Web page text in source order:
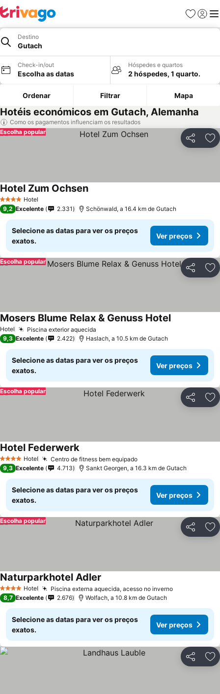
Favoritos
Iniciar
Destino
Gutach
Check-in/out
Escolha as datas
Hóspedes e quartos
2 hóspedes, 1 quarto.
Ordenar Filtrar Mapa
Hotéis económicos em Gutach, Alemanha
Como os pagamentos influenciam os resultados
Partilhar
Escolha popular
4 EstrelasHotel
Hotel Zum Ochsen
9,2 Excelente 2.331 Schönwald, a 16.4 km de Gutach
Selecione as datas para ver os preços
exatos.
Ver preços
Partilhar
Escolha popular
Hotel Piscina exterior aquecida
Mosers Blume Relax & Genuss Hotel
9,3 Excelente 2.422 Haslach, a 10.5 km de Gutach
Selecione as datas para ver os preços
exatos.
Ver preços
Partilhar
Escolha popular
4 EstrelasHotel Centro de fitness bem equipado
Hotel Federwerk
9,3 Excelente 4.713 Sankt Georgen, a 16.3 km de Gutach
Selecione as datas para ver os preços
exatos.
Ver preços
Partilhar
Escolha popular
4 EstrelasHotel Piscina externa aquecida, acesso no inverno
Naturparkhotel Adler
8,7 Excelente 2.676 Wolfach, a 10.8 km de Gutach
Selecione as datas para ver os preços
exatos.
Ver preços
Partilhar